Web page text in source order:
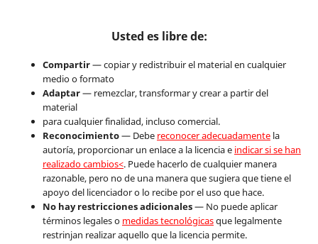
Usted es libre de:
Compartir— copiar y redistribuir el material en cualquier
medio o formato
Adaptar— remezclar, transformar y crear a partir del
material
para cualquier finalidad, incluso comercial.
Reconocimiento— Debe reconocer adecuadamentela
autoría, proporcionar un enlace a la licencia e indicar si se han
realizado cambios<. Puede hacerlo de cualquier manera
razonable, pero no de una manera que sugiera que tiene el
apoyo del licenciador o lo recibe por el uso que hace.
No hay restricciones adicionales— No puede aplicar
términos legales o medidas tecnológicasque legalmente
restrinjan realizar aquello que la licencia permite.